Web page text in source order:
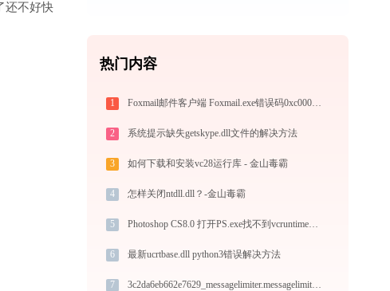
还不好快
热门内容
1 Foxmail邮件客户端 Foxmail.exe错误码0xc0000006处理办法
2 系统提示缺失getskype.dll文件的解决方法
3 如何下载和安装vc28运行库 - 金山毒霸
4 怎样关闭ntdll.dll？-金山毒霸
5 Photoshop CS8.0 打开PS.exe找不到vcruntime140.dll怎么办
6 最新ucrtbase.dll python3错误解决方法
7 3c2da6eb662e7629_messagelimiter.messagelimiter.dll下载